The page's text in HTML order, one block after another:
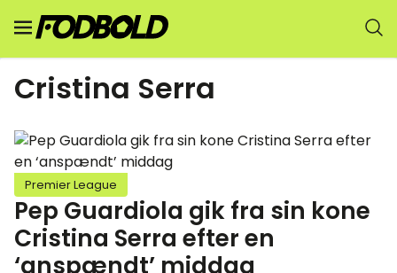
Cristina Serra
Premier League
Pep Guardiola gik fra sin kone
Cristina Serra efter en
‘anspændt’ middag